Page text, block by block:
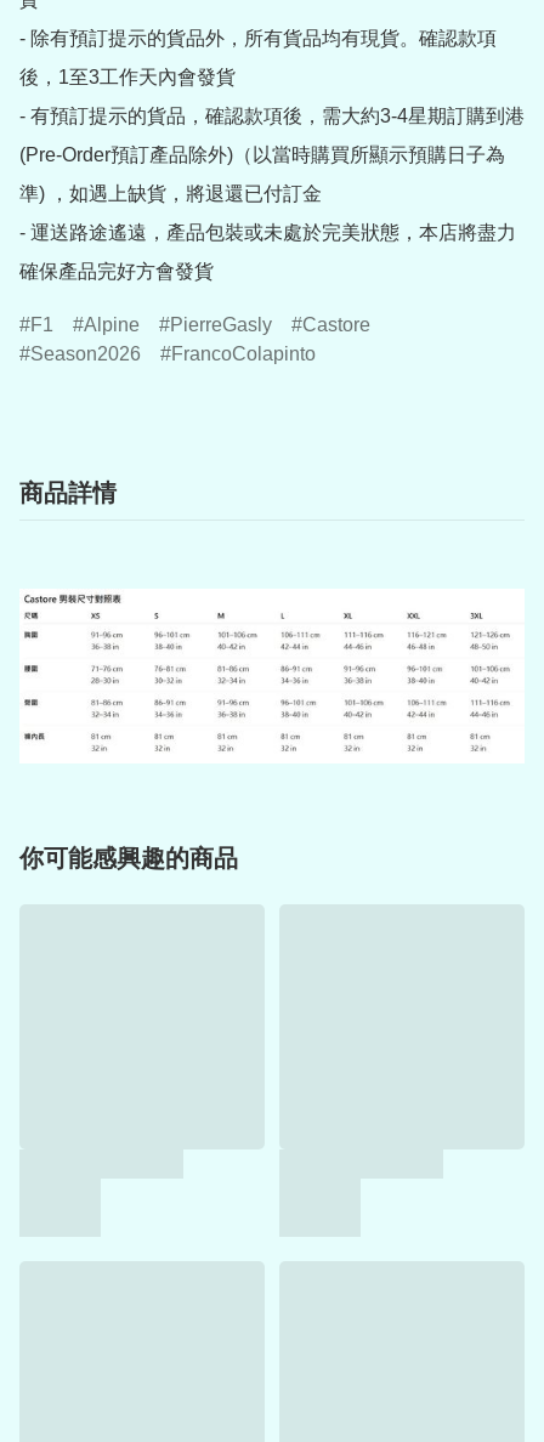
- 除有預訂提示的貨品外，所有貨品均有現貨。確認款項
後，1至3工作天內會發貨
- 有預訂提示的貨品，確認款項後，需大約3-4星期訂購到港
(Pre-Order預訂產品除外)（以當時購買所顯示預購日子為
準) ，如遇上缺貨，將退還已付訂金
- 運送路途遙遠，產品包裝或未處於完美狀態，本店將盡力
確保產品完好方會發貨
F1 Alpine PierreGasly
Castore
Season2026
FrancoColapinto
商品詳情
你可能感興趣的商品